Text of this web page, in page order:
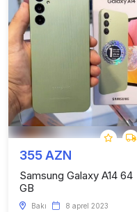
355 AZN
Samsung Galaxy A14 64
GB
Bakı 8 aprel 2023